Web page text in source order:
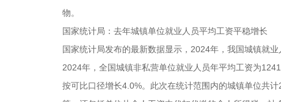
物。
国家统计局：去年城镇单位就业人员平均工资平稳增长
国家统计局发布的最新数据显示，2024年，我国城镇就
2024年，全国城镇非私营单位就业人员年平均工资为
按可比口径增长4.0%。此次在统计范围内的城镇单位共